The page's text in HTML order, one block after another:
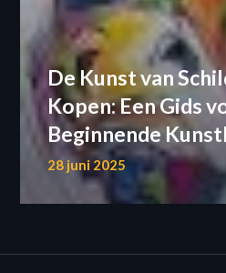
De Kunst van
Kopen: Een Gids
Beginnende
28 juni 2025